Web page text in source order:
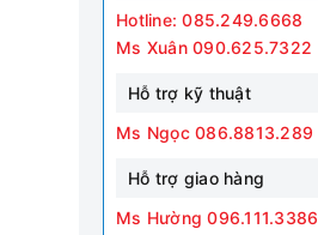
Hotline: 085.249.6668
Ms Xuân 090.625.7322
Hỗ trợ kỹ thuật
Ms Ngọc 086.8813.289
Hỗ trợ giao hàng
Ms Hường 096.111.3386